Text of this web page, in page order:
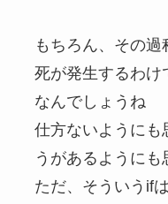
もちろん、その
死が発生するわ
なんでしょうね
仕方ないようにも
うがあるようにも
ただ、そういうif